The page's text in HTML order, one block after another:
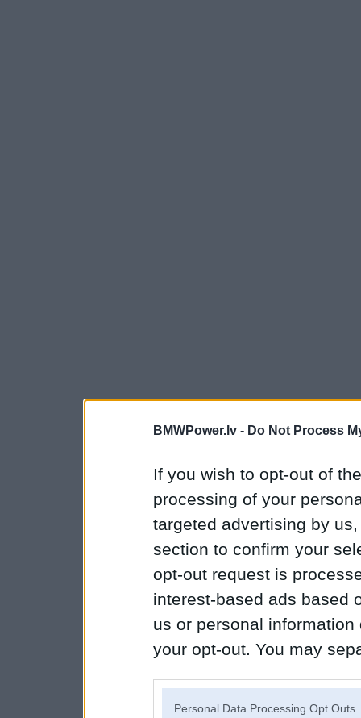
BMWPower.lv - Do Not Process
If you wish to opt-out of
processing of your
targeted advertising by
section to confirm your
opt-out request is
interest-based ads based
us or personal
your opt-out. You may
Personal Data Processing Opt Outs